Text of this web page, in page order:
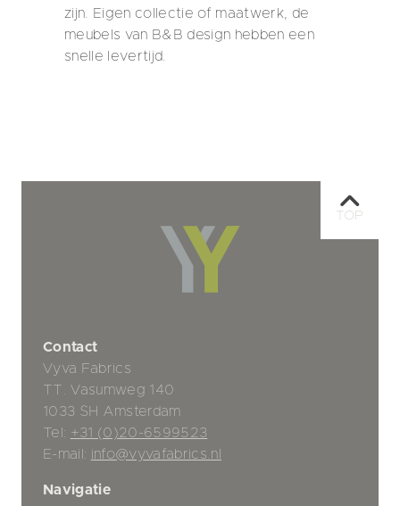
zijn. Eigen collectie of maatwerk, de
meubels van B&B design hebben een
snelle levertijd.
Contact
Vyva Fabrics
TT. Vasumweg 140
1033 SH Amsterdam
Tel: +31 (0)20-6599523
E-mail: info@vyvafabrics.nl
Navigatie
TOP